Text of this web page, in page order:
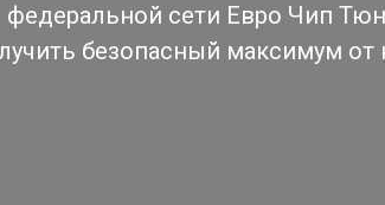
сети Евро Чип
безопасный максимум